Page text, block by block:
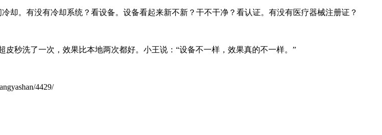
却。有没有冷却系统？看设备。设备看起来新不新？干不干净？看认证。有没有医疗器械注册证？
秒洗了一次，效果比本地两次都好。小王说：“设备不一样，效果真的不一样。”
4429/